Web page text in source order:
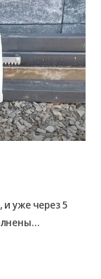
уже через 5